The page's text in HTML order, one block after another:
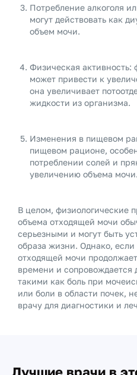
Потребление алкоголя
могут действовать как
объем мочи.
Физическая активность:
может привести к
она увеличивает
жидкости из организма.
Изменения в пищевом
пищевом рационе,
потреблении солей и
увеличению объема мочи.
В целом, физиологические
объема отходящей мочи
серьезными и могут быть
образа жизни. Однако,
отходящей мочи
времени и сопровождается
такими как боль при
или боли в области почек,
врачу для диагностики и
Лучшие врачи в